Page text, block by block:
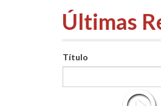
Últimas
Título